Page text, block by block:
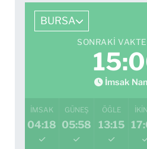
0 (552) 829 22 16
BURSA
SONRAKI
İmsak
İMSAK
04:18
GÜNEŞ
05:58
ÖĞLE
13:15